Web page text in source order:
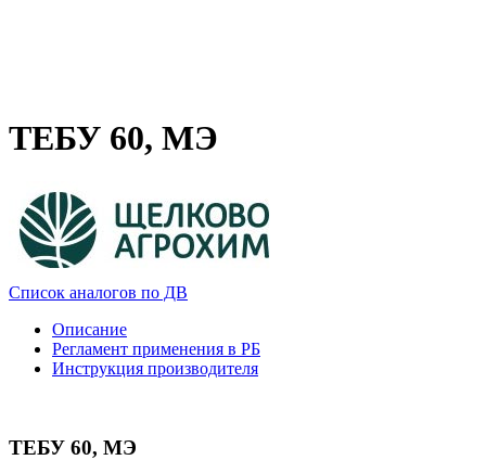
ТЕБУ 60, МЭ
Список аналогов по ДВ
Описание
Регламент применения в РБ
Инструкция производителя
ТЕБУ 60, МЭ